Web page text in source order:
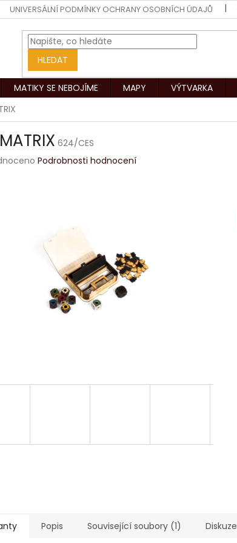
UNIVERSÁLNÍ PODMÍNKY OCHRANY OSOBNÍCH ÚDAJŮ
HLEDAT
MATIKY SE NEBOJÍME MAPY VÝTVARKA
624/CES
Podrobnosti hodnocení
Popis Související soubory (1) Diskuze